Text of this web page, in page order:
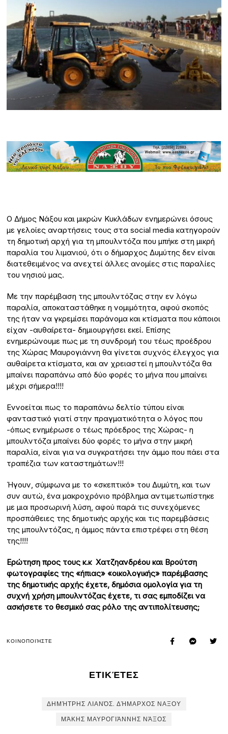
Ο Δήμος Νάξου και μικρών Κυκλάδων ενημερώνει όσους
με γελοίες αναρτήσεις τους στα social media κατηγορούν
τη δημοτική αρχή για τη μπουλντόζα που μπήκε στη μικρή
παραλία του λιμανιού, ότι ο δήμαρχος Δυμύτης δεν είναι
διατεθειμένος να ανεχτεί άλλες ανομίες στις παραλίες
του νησιού μας.
Με την παρέμβαση της μπουλντόζας στην εν λόγω
παραλία, αποκαταστάθηκε η νομιμότητα, αφού σκοπός
της ήταν να γκρεμίσει παράνομα και κτίσματα που κάποιοι
είχαν -αυθαίρετα- δημιουργήσει εκεί. Επίσης
ενημερώνουμε πως με τη συνδρομή του τέως προέδρου
της Χώρας Μαυρογιάννη θα γίνεται συχνός έλεγχος για
αυθαίρετα κτίσματα, και αν χρειαστεί η μπουλντόζα θα
μπαίνει παραπάνω από δύο φορές το μήνα που μπαίνει
μέχρι σήμερα!!!!
Εννοείται πως το παραπάνω δελτίο τύπου είναι
φανταστικό γιατί στην πραγματικότητα ο λόγος που
-όπως ενημέρωσε ο τέως πρόεδρος της Χώρας- η
μπουλντόζα μπαίνει δύο φορές το μήνα στην μικρή
παραλία, είναι για να συγκρατήσει την άμμο που πάει στα
τραπέζια των καταστημάτων!!!
Ήγουν, σύμφωνα με το «σκεπτικό» του Δυμύτη, και των
συν αυτώ, ένα μακροχρόνιο πρόβλημα αντιμετωπίστηκε
με μια προσωρινή λύση, αφού παρά τις συνεχόμενες
προσπάθειες της δημοτικής αρχής και τις παρεμβάσεις
της μπουλντόζας, η άμμος πάντα επιστρέφει στη θέση
της!!!!
Ερώτηση προς τους κ.κ Χατζηανδρέου και Βρούτση
φωτογραφίες της «ήπιας» «οικολογικής» παρέμβασης
της δημοτικής αρχής έχετε, δημόσια ομολογία για τη
συχνή χρήση μπουλντόζας έχετε, τι σας εμποδίζει να
ασκήσετε το θεσμικό σας ρόλο της αντιπολίτευσης;
ΚΟΙΝΟΠΟΙΉΣΤΕ
ΕΤΙΚΈΤΕΣ
ΔΗΜΉΤΡΗΣ ΛΙΑΝΌΣ. ΔΉΜΑΡΧΟΣ ΝΑΞΟΥ
ΜΆΚΗΣ ΜΑΥΡΟΓΙΆΝΝΗΣ ΝΆΞΟΣ